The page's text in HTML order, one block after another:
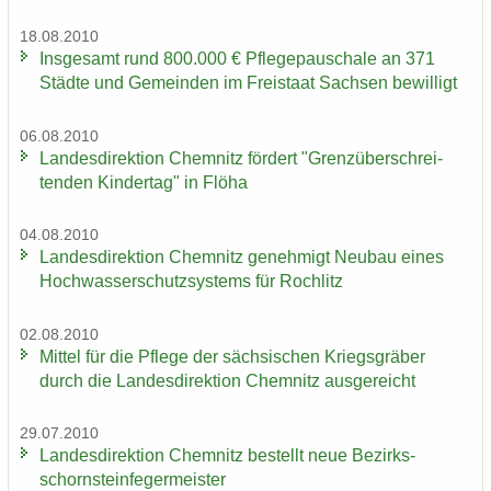
18.08.2010
Ins­ge­samt rund 800.000 € Pfle­ge­pau­scha­le an 371
Städ­te und Ge­mein­den im Frei­staat Sach­sen be­wil­ligt
06.08.2010
Lan­des­di­rek­ti­on Chem­nitz för­dert "Grenz­über­schrei­
ten­den Kin­der­tag" in Flöha
04.08.2010
Lan­des­di­rek­ti­on Chem­nitz ge­neh­migt Neu­bau eines
Hoch­was­ser­schutz­sys­tems für Roch­litz
02.08.2010
Mit­tel für die Pfle­ge der säch­si­schen Kriegs­grä­ber
durch die Lan­des­di­rek­ti­on Chem­nitz aus­ge­reicht
29.07.2010
Lan­des­di­rek­ti­on Chem­nitz be­stellt neue Be­zirks­
schorn­stein­fe­ger­meis­ter